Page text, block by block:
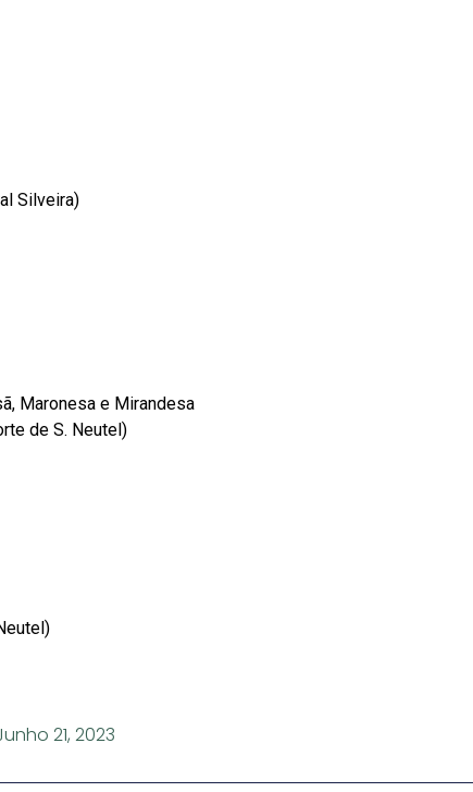
Silveira)
Maronesa e Mirandesa
de S. Neutel)
21, 2023